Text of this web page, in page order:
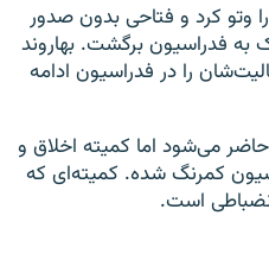
وتو کرد و فتاحی بدون صدور
فدراسیون برگشت. بهاروند
را در فدراسیون ادامه
می‌شود اما کمیته اخلاق و
کمرنگ شده. کمیته‌ای که
است.